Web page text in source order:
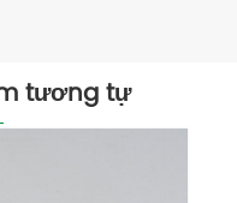
tương tự